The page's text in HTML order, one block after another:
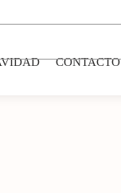
CONTACTO